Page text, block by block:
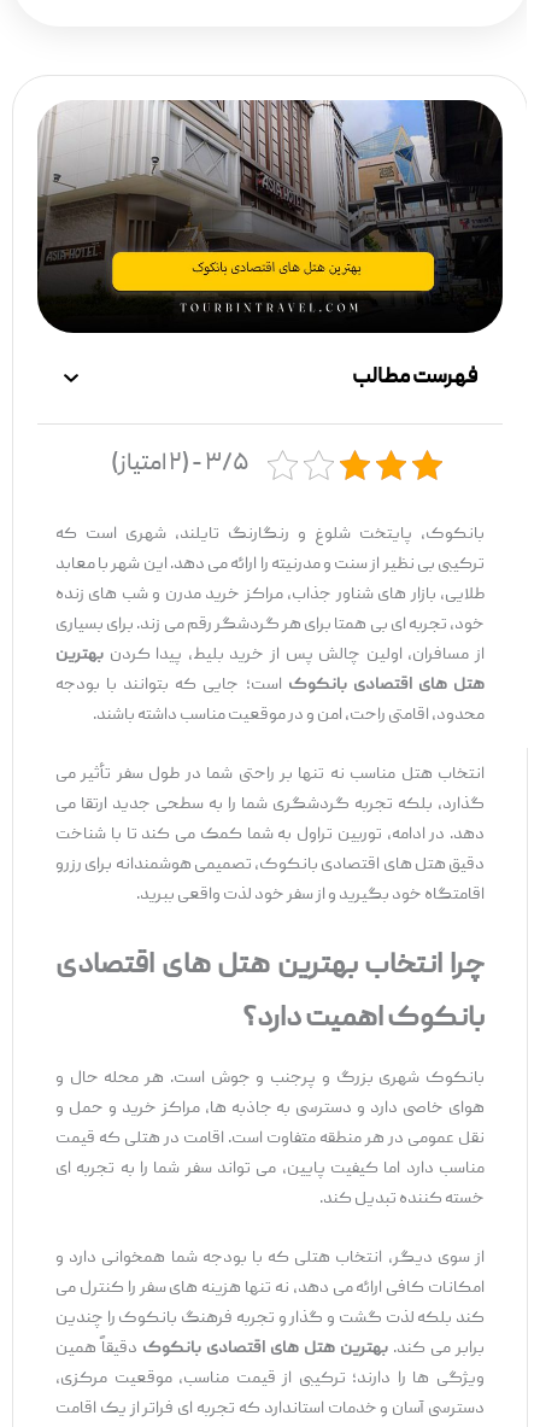
فهرست مطالب
۳/۵ - (۲ امتیاز)
بانکوک، پایتخت شلوغ و رنگارنگ تایلند، شهری است که
ترکیبی بی ‌نظیر از سنت و مدرنیته را ارائه می ‌دهد. این شهر با معابد
طلایی، بازار های شناور جذاب، مراکز خرید مدرن و شب‌ های زنده
خود، تجربه ‌ای بی ‌همتا برای هر گردشگر رقم می ‌زند. برای بسیاری
از مسافران، اولین چالش پس از خرید بلیط، پیدا کردنبهترین
هتل‌ های اقتصادی بانکوکاست؛ جایی که بتوانند با بودجه
محدود، اقامتی راحت، امن و در موقعیت مناسب داشته باشند.
انتخاب هتل مناسب نه تنها بر راحتی شما در طول سفر تأثیر می‌
گذارد، بلکه تجربه گردشگری شما را به سطحی جدید ارتقا می
‌دهد. در ادامه، توربین تراول به شما کمک می ‌کند تا با شناخت
دقیق هتل ‌های اقتصادی بانکوک، تصمیمی هوشمندانه برای رزرو
اقامتگاه خود بگیرید و از سفر خود لذت واقعی ببرید.
چرا انتخاب بهترین هتل‌ های اقتصادی
بانکوک اهمیت دارد؟
بانکوک شهری بزرگ و پرجنب ‌و جوش است. هر محله حال‌ و
هوای خاصی دارد و دسترسی به جاذبه‌ ها، مراکز خرید و حمل ‌و
نقل عمومی در هر منطقه متفاوت است. اقامت در هتلی که قیمت
مناسب دارد اما کیفیت پایین، می ‌تواند سفر شما را به تجربه ‌ای
خسته ‌کننده تبدیل کند.
از سوی دیگر، انتخاب هتلی که با بودجه شما همخوانی دارد و
امکانات کافی ارائه می ‌دهد، نه تنها هزینه‌ های سفر را کنترل می‌
کند بلکه لذت گشت ‌و گذار و تجربه فرهنگ بانکوک را چندین
برابر می ‌کند.بهترین هتل‌ های اقتصادی بانکوکدقیقاً همین
ویژگی ‌ها را دارند؛ ترکیبی از قیمت مناسب، موقعیت مرکزی،
دسترسی آسان و خدمات استاندارد که تجربه ‌ای فراتر از یک اقامت